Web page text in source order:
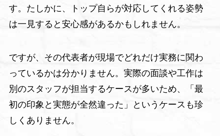
す。たしかに、トップ自らが対応してくれる姿勢
は一見すると安心感があるかもしれません。
ですが、その代表者が現場でどれだけ実務に関わ
っているかは分かりません。実際の面談や工作は
別のスタッフが担当するケースが多いため、「最
初の印象と実態が全然違った」というケースも珍
しくありません。